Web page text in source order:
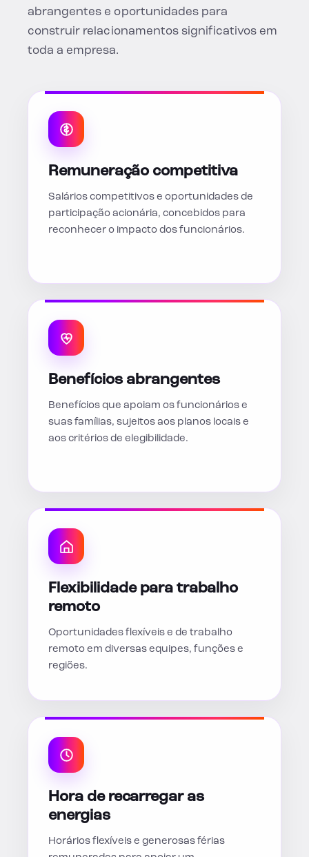
abrangentes e oportunidades para
construir relacionamentos significativos em
toda a empresa.
Remuneração competitiva
Salários competitivos e oportunidades de
participação acionária, concebidos para
reconhecer o impacto dos funcionários.
Benefícios abrangentes
Benefícios que apoiam os funcionários e
suas famílias, sujeitos aos planos locais e
aos critérios de elegibilidade.
Flexibilidade para trabalho
remoto
Oportunidades flexíveis e de trabalho
remoto em diversas equipes, funções e
regiões.
Hora de recarregar as
energias
Horários flexíveis e generosas férias